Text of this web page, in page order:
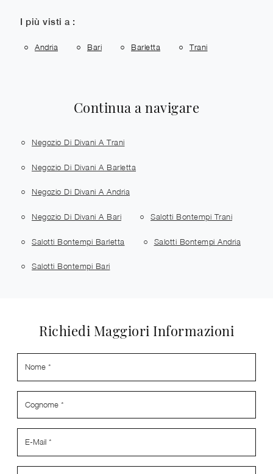
I più visti a :
Andria Bari Barletta Trani
Continua a navigare
Negozio Di Divani A Trani
Negozio Di Divani A Barletta
Negozio Di Divani A Andria
Negozio Di Divani A Bari Salotti Bontempi Trani
Salotti Bontempi Barletta Salotti Bontempi Andria
Salotti Bontempi Bari
Richiedi Maggiori Informazioni